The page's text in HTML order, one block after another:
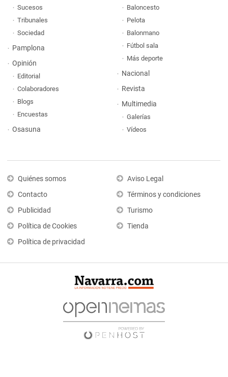
Sucesos
Tribunales
Sociedad
Pamplona
Opinión
Editorial
Colaboradores
Blogs
Encuestas
Osasuna
Baloncesto
Pelota
Balonmano
Fútbol sala
Más deporte
Nacional
Revista
Multimedia
Galerías
Vídeos
Quiénes somos
Contacto
Publicidad
Política de Cookies
Política de privacidad
Aviso Legal
Términos y condiciones
Turismo
Tienda